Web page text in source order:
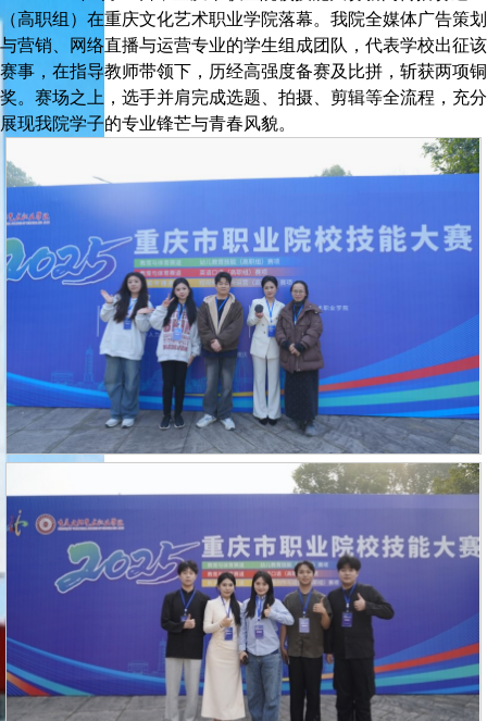
（高职组）在重庆文化艺术职业学院落幕。我院全媒体广告策划
与营销、网络直播与运营专业的学生组成团队，代表学校出征该
赛事，在指导教师带领下，历经高强度备赛及比拼，斩获两项铜
奖。赛场之上，选手并肩完成选题、拍摄、剪辑等全流程，充分
展现我院学子的专业锋芒与青春风貌。